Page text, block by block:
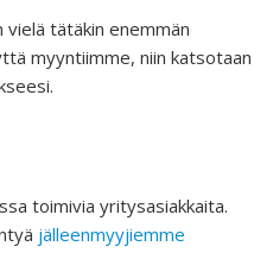
vielä tätäkin enemmän
myyntiimme, niin katsotaan
toimivia yritysasiakkaita.
jälleenmyyjiemme